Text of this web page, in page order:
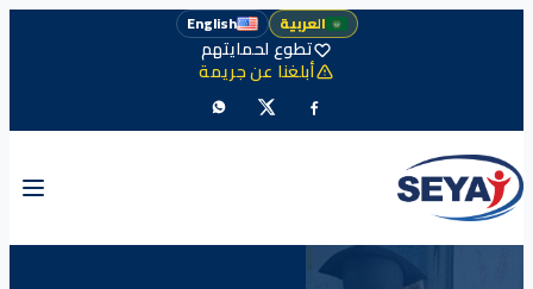
العربية English
تطوع لحمايتهم
أبلغنا عن جريمة